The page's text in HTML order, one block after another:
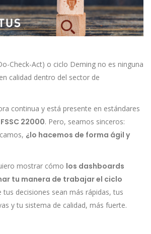
Check-Act) o ciclo Deming no es ninguna
calidad dentro del sector de
continua y está presente en estándares
FSSC 22000. Pero, seamos sinceros:
¿lo hacemos de forma ágil y
mostrar cómo los dashboards
tu manera de trabajar el ciclo
tus decisiones sean más rápidas, tus
y tu sistema de calidad, más fuerte.